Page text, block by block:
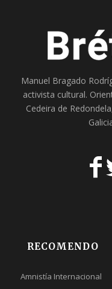
Manuel Bragado
activista cultural.
Cedeira de
RECOMENDO
Amnistía Internacional